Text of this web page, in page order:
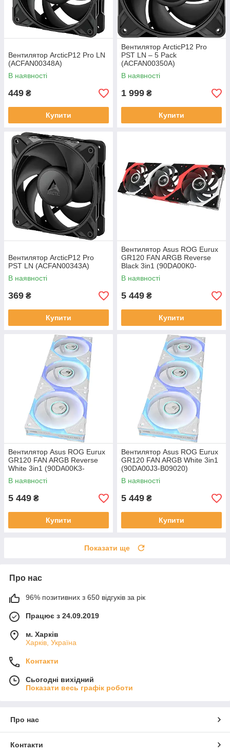
Вентилятор ArcticP12 Pro LN
(ACFAN00348A)
В наявності
449 ₴
Купити
Вентилятор ArcticP12 Pro
PST LN – 5 Pack
(ACFAN00350A)
В наявності
1 999 ₴
Купити
Вентилятор ArcticP12 Pro
PST LN (ACFAN00343A)
В наявності
369 ₴
Купити
Вентилятор Asus ROG Eurux
GR120 FAN ARGB Reverse
Black 3in1 (90DA00K0-
B09020)
В наявності
5 449 ₴
Купити
Вентилятор Asus ROG Eurux
GR120 FAN ARGB Reverse
White 3in1 (90DA00K3-
B09020)
В наявності
5 449 ₴
Купити
Вентилятор Asus ROG Eurux
GR120 FAN ARGB White 3in1
(90DA00J3-B09020)
В наявності
5 449 ₴
Купити
Показати ще
Про нас
96% позитивних з 650 відгуків за рік
Працює з 24.09.2019
м. Харків
Харків, Україна
Контакти
Сьогодні вихідний
Показати весь графік роботи
Про нас
Контакти